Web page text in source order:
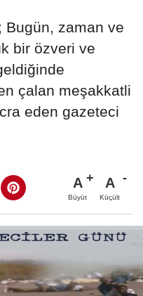
Bugün, zaman ve
bir özveri ve
çalan meşakkatli
eden gazeteci
A
Büyüt
A
Küçült